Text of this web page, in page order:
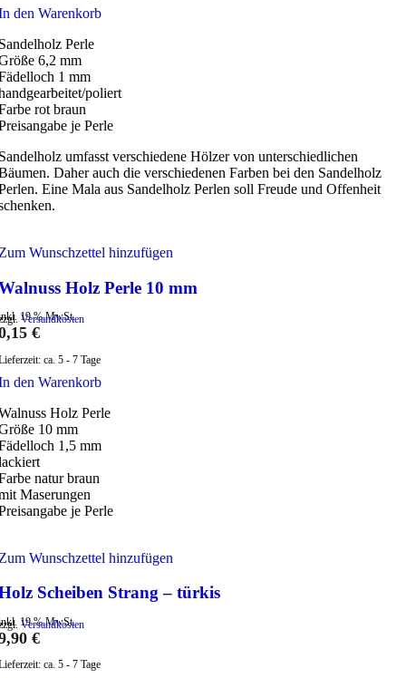
den Warenkorb
Perle
6,2 mm
1 mm
poliert
rot braun
je Perle
umfasst verschiedene Hölzer von unterschiedlichen
Daher auch die verschiedenen Farben bei den Sandelholz
Eine Mala aus Sandelholz Perlen soll Freude und Offenheit
Wunschzettel hinzufügen
Holz Perle 10 mm
19 % MwSt.
Versandkosten
€
ca. 5 - 7 Tage
den Warenkorb
Holz Perle
10 mm
1,5 mm
natur braun
Maserungen
je Perle
Wunschzettel hinzufügen
Scheiben Strang – türkis
19 % MwSt.
Versandkosten
€
ca. 5 - 7 Tage